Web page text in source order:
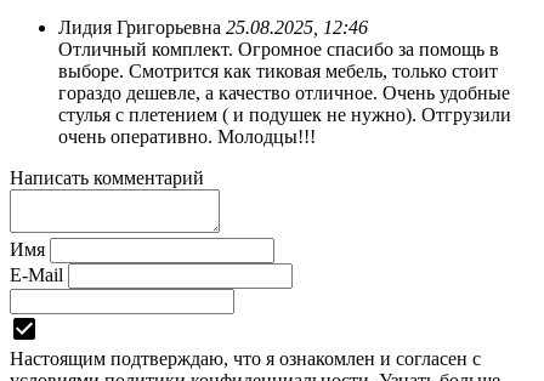
Лидия Григорьевна 25.08.2025, 12:46
Отличный комплект. Огромное спасибо за помощь в
выборе. Смотрится как тиковая мебель, только стоит
гораздо дешевле, а качество отличное. Очень удобные
стулья с плетением ( и подушек не нужно). Отгрузили
очень оперативно. Молодцы!!!
Написать комментарий
Имя
E-Mail
Настоящим подтверждаю, что я ознакомлен и согласен с